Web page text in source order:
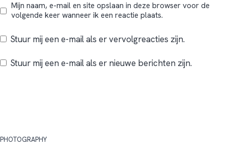
Mijn naam, e-mail en site opslaan in deze browser voor de
volgende keer wanneer ik een reactie plaats.
Stuur mij een e-mail als er vervolgreacties zijn.
Stuur mij een e-mail als er nieuwe berichten zijn.
PHOTOGRAPHY